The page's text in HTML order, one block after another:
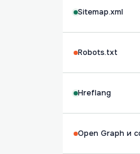
Sitemap.xml
Robots.txt
Hreflang
Open Graph и